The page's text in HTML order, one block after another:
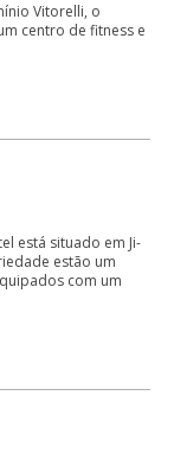
Vitorelli, o
centro de fitness e
está situado em Ji-
estão um
com um